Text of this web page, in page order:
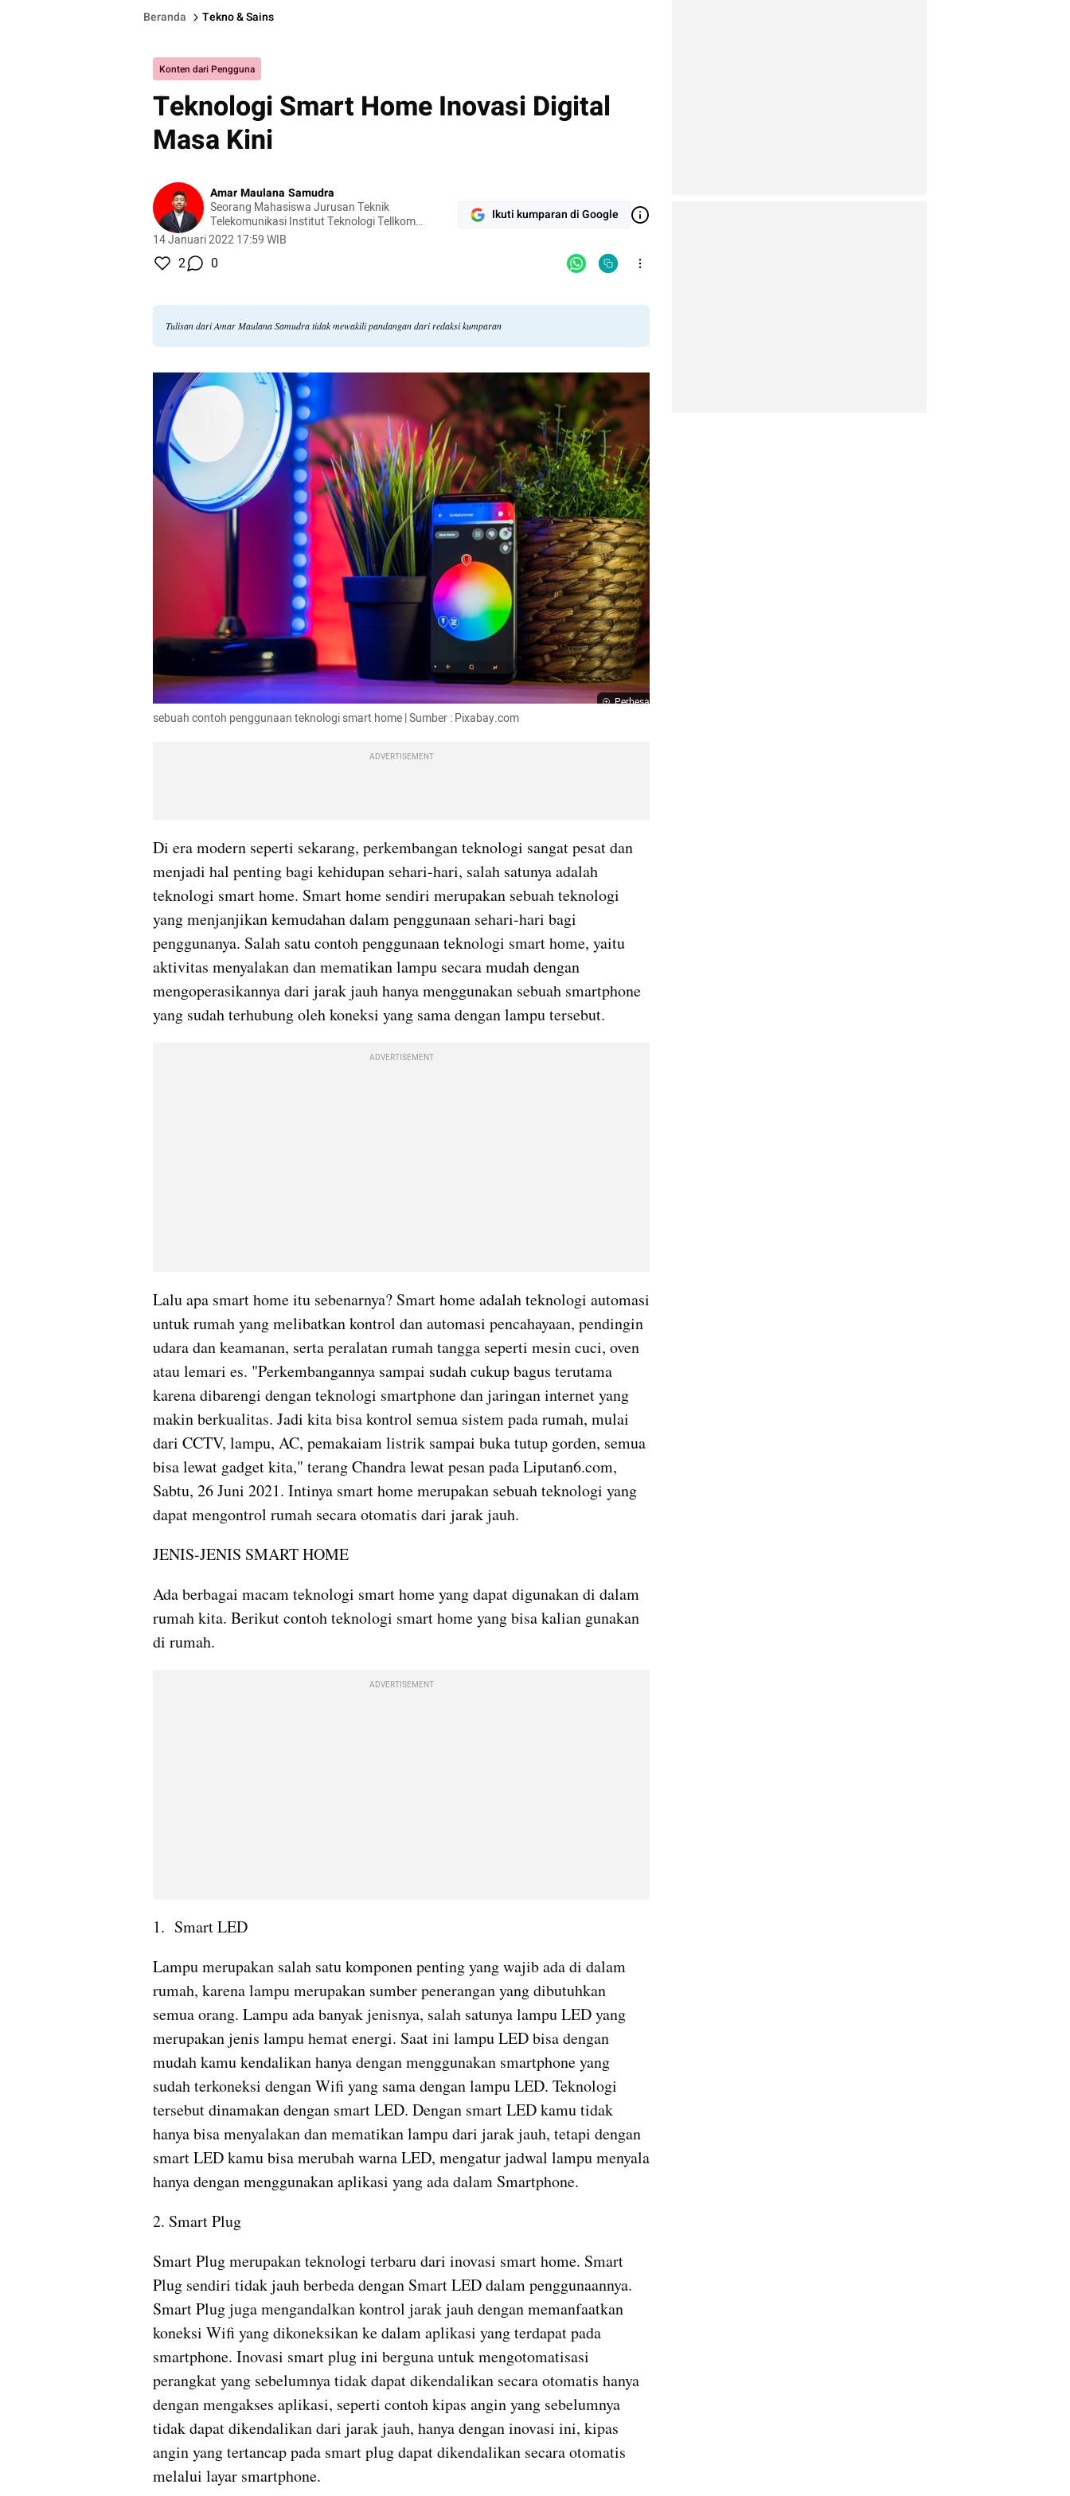
Beranda Tekno & Sains
Konten dari Pengguna
Teknologi Smart Home Inovasi Digital
Masa Kini
Amar Maulana Samudra
Seorang Mahasiswa Jurusan Teknik
Telekomunikasi Institut Teknologi Tellkom
Purwokerto
14 Januari 2022 17:59 WIB
Ikuti kumparan di Google
2 0
Tulisan dari Amar Maulana Samudra tidak mewakili pandangan dari redaksi kumparan
Perbesar
sebuah contoh penggunaan teknologi smart home | Sumber : Pixabay.com
ADVERTISEMENT
Di era modern seperti sekarang, perkembangan teknologi sangat pesat dan
menjadi hal penting bagi kehidupan sehari-hari, salah satunya adalah
teknologi smart home. Smart home sendiri merupakan sebuah teknologi
yang menjanjikan kemudahan dalam penggunaan sehari-hari bagi
penggunanya. Salah satu contoh penggunaan teknologi smart home, yaitu
aktivitas menyalakan dan mematikan lampu secara mudah dengan
mengoperasikannya dari jarak jauh hanya menggunakan sebuah smartphone
yang sudah terhubung oleh koneksi yang sama dengan lampu tersebut.
ADVERTISEMENT
Lalu apa smart home itu sebenarnya? Smart home adalah teknologi automasi
untuk rumah yang melibatkan kontrol dan automasi pencahayaan, pendingin
udara dan keamanan, serta peralatan rumah tangga seperti mesin cuci, oven
atau lemari es. "Perkembangannya sampai sudah cukup bagus terutama
karena dibarengi dengan teknologi smartphone dan jaringan internet yang
makin berkualitas. Jadi kita bisa kontrol semua sistem pada rumah, mulai
dari CCTV, lampu, AC, pemakaiam listrik sampai buka tutup gorden, semua
bisa lewat gadget kita," terang Chandra lewat pesan pada Liputan6.com,
Sabtu, 26 Juni 2021. Intinya smart home merupakan sebuah teknologi yang
dapat mengontrol rumah secara otomatis dari jarak jauh.
JENIS-JENIS SMART HOME
Ada berbagai macam teknologi smart home yang dapat digunakan di dalam
rumah kita. Berikut contoh teknologi smart home yang bisa kalian gunakan
di rumah.
ADVERTISEMENT
1.  Smart LED
Lampu merupakan salah satu komponen penting yang wajib ada di dalam
rumah, karena lampu merupakan sumber penerangan yang dibutuhkan
semua orang. Lampu ada banyak jenisnya, salah satunya lampu LED yang
merupakan jenis lampu hemat energi. Saat ini lampu LED bisa dengan
mudah kamu kendalikan hanya dengan menggunakan smartphone yang
sudah terkoneksi dengan Wifi yang sama dengan lampu LED. Teknologi
tersebut dinamakan dengan smart LED. Dengan smart LED kamu tidak
hanya bisa menyalakan dan mematikan lampu dari jarak jauh, tetapi dengan
smart LED kamu bisa merubah warna LED, mengatur jadwal lampu menyala
hanya dengan menggunakan aplikasi yang ada dalam Smartphone.
2. Smart Plug
Smart Plug merupakan teknologi terbaru dari inovasi smart home. Smart
Plug sendiri tidak jauh berbeda dengan Smart LED dalam penggunaannya.
Smart Plug juga mengandalkan kontrol jarak jauh dengan memanfaatkan
koneksi Wifi yang dikoneksikan ke dalam aplikasi yang terdapat pada
smartphone. Inovasi smart plug ini berguna untuk mengotomatisasi
perangkat yang sebelumnya tidak dapat dikendalikan secara otomatis hanya
dengan mengakses aplikasi, seperti contoh kipas angin yang sebelumnya
tidak dapat dikendalikan dari jarak jauh, hanya dengan inovasi ini, kipas
angin yang tertancap pada smart plug dapat dikendalikan secara otomatis
melalui layar smartphone.